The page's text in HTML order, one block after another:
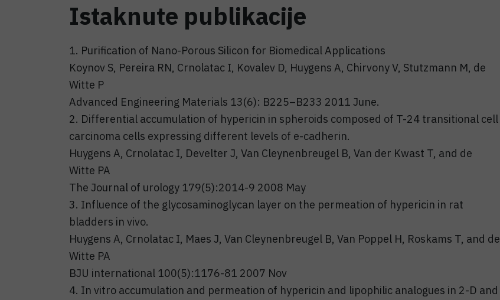
Istaknute publikacije
1. Purification of Nano-Porous Silicon for Biomedical Applications
Koynov S, Pereira RN, Crnolatac I, Kovalev D, Huygens A, Chirvony V, Stutzmann M, de
Witte P
Advanced Engineering Materials 13(6): B225–B233 2011 June.
2. Differential accumulation of hypericin in spheroids composed of T-24 transitional cell
carcinoma cells expressing different levels of e-cadherin.
Huygens A, Crnolatac I, Develter J, Van Cleynenbreugel B, Van der Kwast T, and de
Witte PA
The Journal of urology 179(5):2014-9 2008 May
3. Influence of the glycosaminoglycan layer on the permeation of hypericin in rat
bladders in vivo.
Huygens A, Crnolatac I, Maes J, Van Cleynenbreugel B, Van Poppel H, Roskams T, and de
Witte PA
BJU international 100(5):1176-81 2007 Nov
4. In vitro accumulation and permeation of hypericin and lipophilic analogues in 2-D and